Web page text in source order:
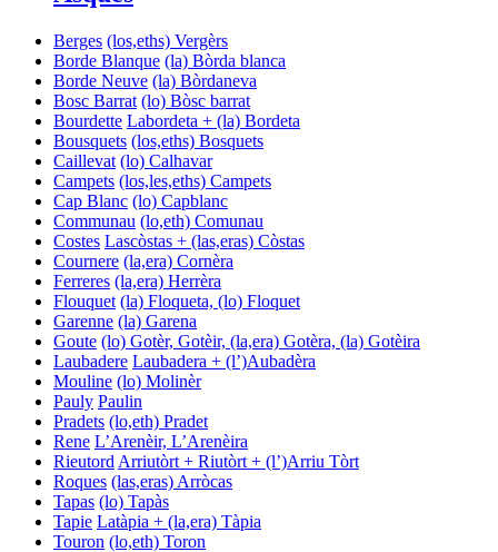
Berges (los,eths) Vergèrs
Borde Blanque (la) Bòrda blanca
Borde Neuve (la) Bòrdaneva
Bosc Barrat (lo) Bòsc barrat
Bourdette Labordeta + (la) Bordeta
Bousquets (los,eths) Bosquets
Caillevat (lo) Calhavar
Campets (los,les,eths) Campets
Cap Blanc (lo) Capblanc
Communau (lo,eth) Comunau
Costes Lascòstas + (las,eras) Còstas
Cournere (la,era) Cornèra
Ferreres (la,era) Herrèra
Flouquet (la) Floqueta, (lo) Floquet
Garenne (la) Garena
Goute (lo) Gotèr, Gotèir, (la,era) Gotèra, (la) Gotèira
Laubadere Laubadera + (l’)Aubadèra
Mouline (lo) Molinèr
Pauly Paulin
Pradets (lo,eth) Pradet
Rene L’Arenèir, L’Arenèira
Rieutord Arriutòrt + Riutòrt + (l’)Arriu Tòrt
Roques (las,eras) Arròcas
Tapas (lo) Tapàs
Tapie Latàpia + (la,era) Tàpia
Touron (lo,eth) Toron